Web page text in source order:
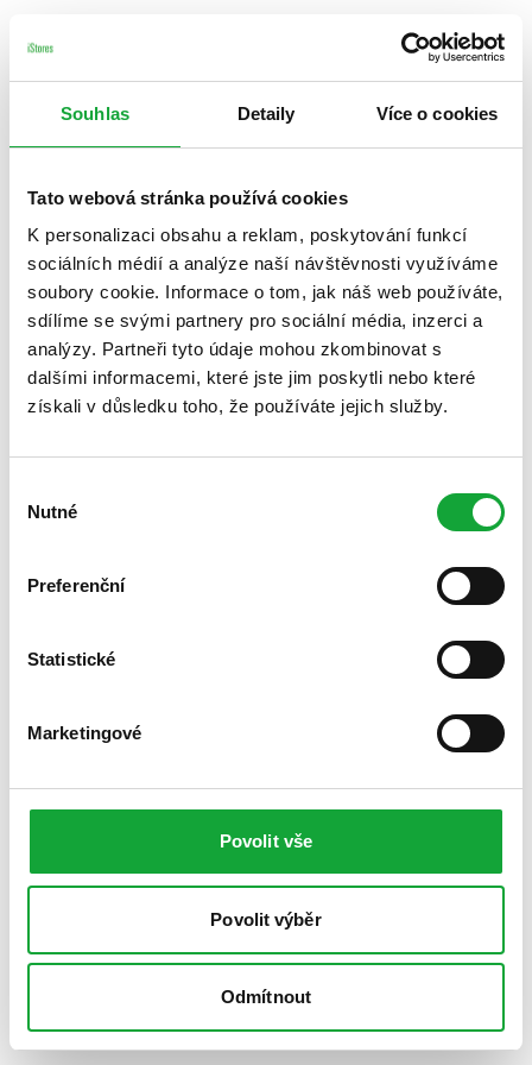
Souhlas Detaily Více o cookies
Tato webová stránka používá cookies
K personalizaci obsahu a reklam, poskytování funkcí
sociálních médií a analýze naší návštěvnosti využíváme
soubory cookie. Informace o tom, jak náš web používáte,
sdílíme se svými partnery pro sociální média, inzerci a
analýzy. Partneři tyto údaje mohou zkombinovat s
dalšími informacemi, které jste jim poskytli nebo které
získali v důsledku toho, že používáte jejich služby.
souhlasu
Nutné
Preferenční
Statistické
Marketingové
Povolit vše
Povolit výběr
Odmítnout